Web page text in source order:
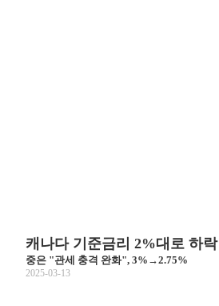
캐나다 기준금리 2%대로 하락
중은 "관세 충격 완화", 3%→2.75%
2025-03-13